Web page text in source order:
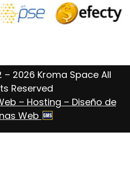
2026 Kroma Space All
Reserved
– Hosting – Diseño de
Web